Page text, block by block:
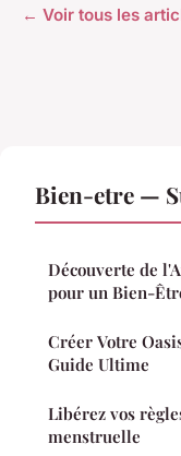
← Voir tous les
Bien-etre —
Découverte de
pour un Bien-
Créer Votre
Guide Ultime
Libérez vos
menstruelle